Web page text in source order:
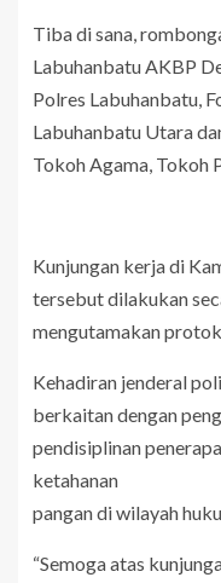
Tiba di sana,
Labuhanbatu AKBP
Polres Labuhanbatu,
Labuhanbatu Utara
Tokoh Agama, Tokoh
Kunjungan kerja di
tersebut dilakukan
mengutamakan
Kehadiran jenderal
berkaitan dengan
pendisiplinan
ketahanan
pangan di wilayah
“Semoga atas